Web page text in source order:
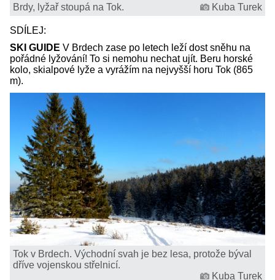
Brdy, lyžař stoupá na Tok. Kuba Turek
SDÍLEJ:
SKI GUIDE V Brdech zase po letech leží dost sněhu na
pořádné lyžování! To si nemohu nechat ujít. Beru horské
kolo, skialpové lyže a vyrážím na nejvyšší horu Tok (865
m).
Tok v Brdech. Východní svah je bez lesa, protože býval
dříve vojenskou střelnicí.
Kuba Turek